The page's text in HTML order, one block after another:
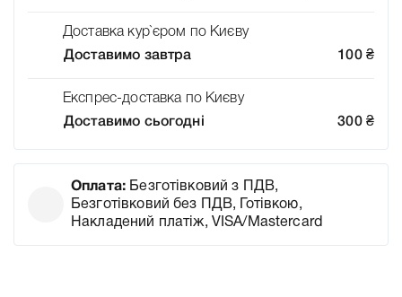
Доставка кур`єром по Києву
Доставимо завтра
100 ₴
Експрес-доставка по Києву
Доставимо сьогодні
300 ₴
Оплата: Безготівковий з ПДВ,
Безготівковий без ПДВ, Готівкою,
Накладений платіж, VISA/Mastercard